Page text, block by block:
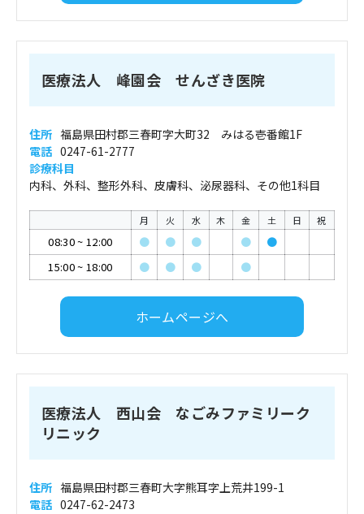
医療法人 峰園会 せんざき医院
住所 福島県田村郡三春町字大町32 みはる壱番館1F
電話 0247-61-2777
診療科目
内科、外科、整形外科、皮膚科、泌尿器科、その他1科目
月 火 水 木 金 土 日 祝
08:30~ 12:00 ● ● ● ●
●
15:00~ 18:00 ● ● ● ●
ホームページへ
医療法人 西山会 なごみファミリーク
リニック
住所 福島県田村郡三春町大字熊耳字上荒井199-1
電話 0247-62-2473